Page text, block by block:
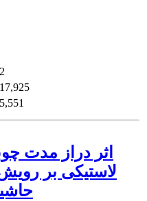
اثر دراز مدت
لاستیکی بر